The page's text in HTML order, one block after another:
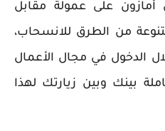
على عمولة مقابل
من الطرق للانسحاب،
الدخول في مجال الأعمال
بينك وبين زيارتك لهذا